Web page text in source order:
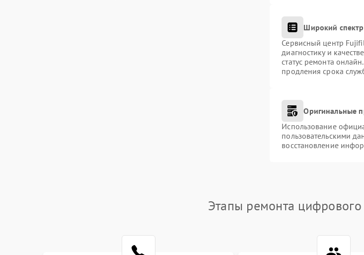
Широкий спектр
Сервисный центр
диагностику и
статус ремонта
продления срока
Оригинальные
Использование
пользовательскими
восстановление
Этапы ремонта